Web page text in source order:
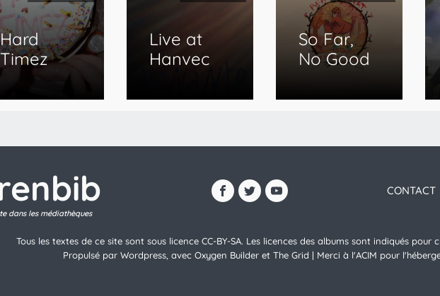
Hard
Timez
Live at
Hanvec
So Far,
No Good
dans les médiathèques
CONTACT
Tous les textes de ce site sont sous licence CC-BY-SA. Les licences des albums sont indiqués pour
Propulsé par Wordpress, avec Oxygen Builder et The Grid | Merci à l'ACIM pour